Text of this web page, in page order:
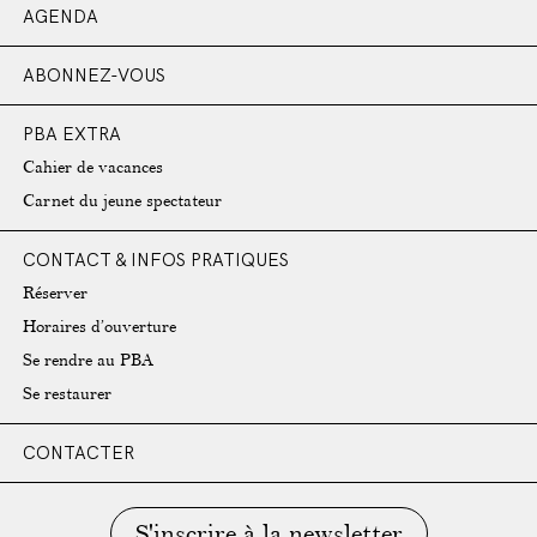
AGENDA
ABONNEZ-VOUS
PBA EXTRA
Cahier de vacances
Carnet du jeune spectateur
CONTACT & INFOS PRATIQUES
Réserver
Horaires d’ouverture
Se rendre au PBA
Se restaurer
CONTACTER